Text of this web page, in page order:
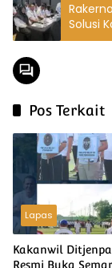
Solusi
Pos Terkait
Lapas
Kakanwil
Resmi Buka